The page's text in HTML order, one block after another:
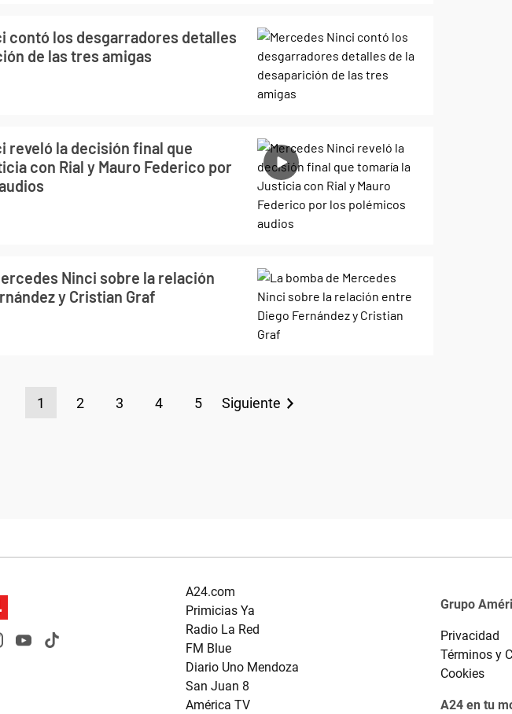
contó los desgarradores detalles
de las tres amigas
reveló la decisión final que
con Rial y Mauro Federico por
Ninci sobre la relación
y Cristian Graf
1 2 3 4 5 Siguiente
A24.com
Primicias Ya
Radio La Red
FM Blue
Diario Uno Mendoza
San Juan 8
América TV
Grupo
Privacidad
Términos y
Cookies
A24 en tu